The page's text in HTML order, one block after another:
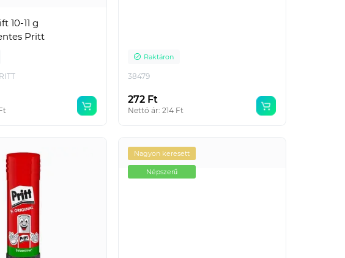
10-11 g
Pritt
Raktáron
38479
272 Ft
Nettó ár: 214 Ft
Nagyon keresett
Népszerű